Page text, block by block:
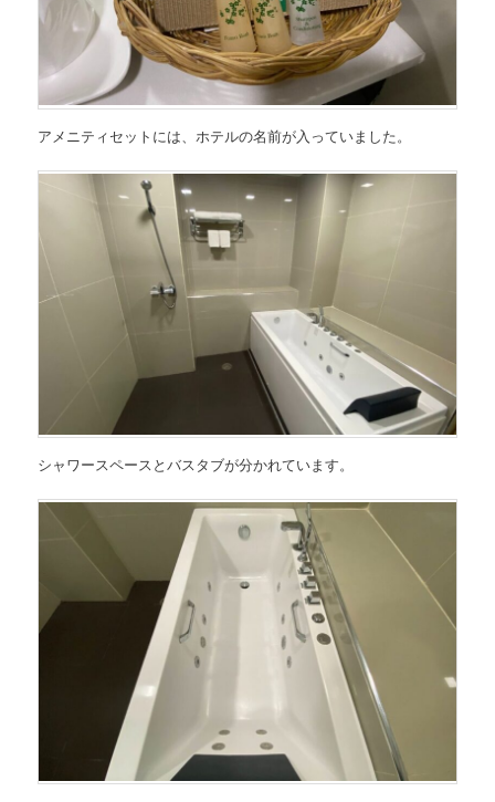
アメニティセットには、ホテルの名前が入っていました。
シャワースペースとバスタブが分かれています。